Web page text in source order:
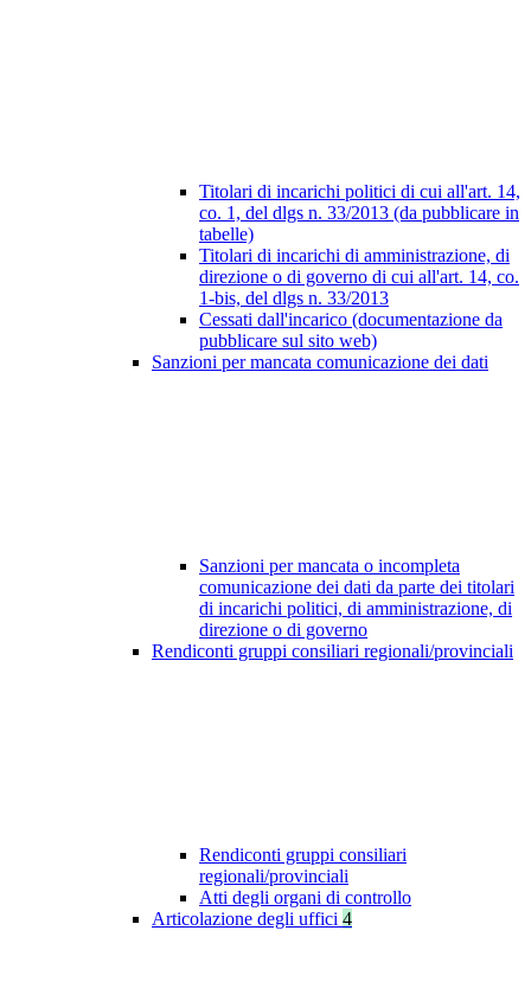
Titolari di incarichi politici di cui all'art. 14,
co. 1, del dlgs n. 33/2013 (da pubblicare in
tabelle)
Titolari di incarichi di amministrazione, di
direzione o di governo di cui all'art. 14, co.
1-bis, del dlgs n. 33/2013
Cessati dall'incarico (documentazione da
pubblicare sul sito web)
Sanzioni per mancata comunicazione dei dati
Sanzioni per mancata o incompleta
comunicazione dei dati da parte dei titolari
di incarichi politici, di amministrazione, di
direzione o di governo
Rendiconti gruppi consiliari regionali/provinciali
Rendiconti gruppi consiliari
regionali/provinciali
Atti degli organi di controllo
Articolazione degli uffici 4